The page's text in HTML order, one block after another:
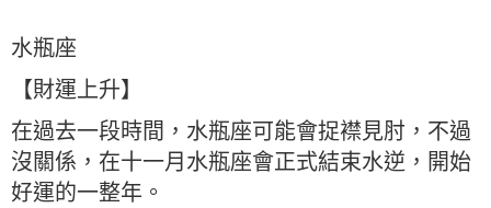
水瓶座
【財運上升】
在過去一段時間，水瓶座可能會捉襟見肘，不過
沒關係，在十一月水瓶座會正式結束水逆，開始
好運的一整年。